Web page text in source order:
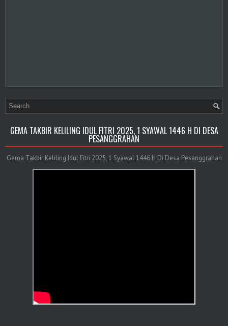
GEMA TAKBIR KELILING IDUL FITRI 2025, 1 SYAWAL 1446 H DI DESA
PESANGGRAHAN
Gema Takbir Keliling Idul Fitri 2025, 1 Syawal 1446 H Di Desa Pesanggrahan